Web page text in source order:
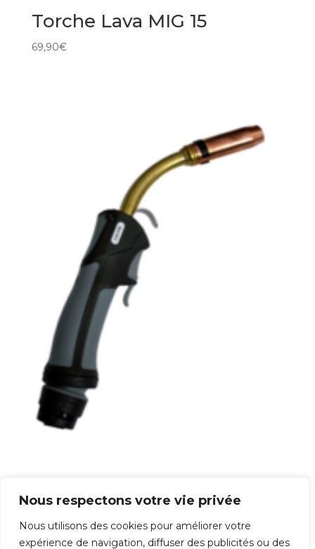
Nous respectons votre vie privée
Nous utilisons des cookies pour améliorer votre
expérience de navigation, diffuser des publicités ou des
Torche Lava MIG 15
69,90€